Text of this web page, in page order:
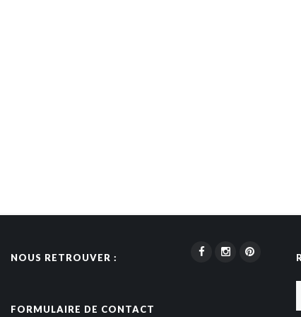
NOUS RETROUVER :
FORMULAIRE DE CONTACT